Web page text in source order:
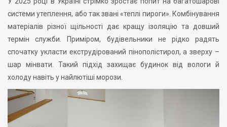
системи утеплення, або так звані «теплі пироги». Комбінування
матеріалів різної щільності дає кращу ізоляцію та довший
термін служби. Приміром, будівельники не рідко радять
спочатку укласти екструдірований пінополістирол, а зверху –
шар мінвати. Такий підхід захищає будинок від вологи й
холоду навіть у найлютіші морози.